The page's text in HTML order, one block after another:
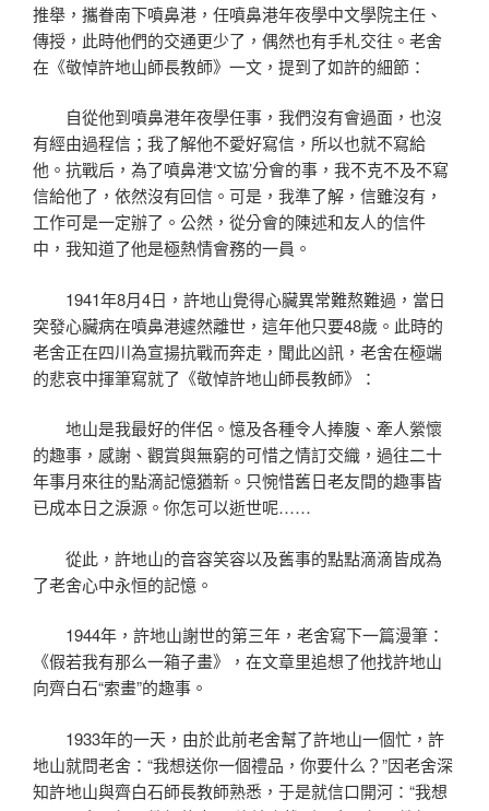
推舉，攜眷南下噴鼻港，任噴鼻港年夜學中文學院主任、
傳授，此時他們的交通更少了，偶然也有手札交往。老舍
在《敬悼許地山師長教師》一文，提到了如許的細節：
自從他到噴鼻港年夜學任事，我們沒有會過面，也沒
有經由過程信；我了解他不愛好寫信，所以也就不寫給
他。抗戰后，為了噴鼻港‘文協’分會的事，我不克不及不寫
信給他了，依然沒有回信。可是，我準了解，信雖沒有，
工作可是一定辦了。公然，從分會的陳述和友人的信件
中，我知道了他是極熱情會務的一員。
1941年8月4日，許地山覺得心臟異常難熬難過，當日
突發心臟病在噴鼻港遽然離世，這年他只要48歲。此時的
老舍正在四川為宣揚抗戰而奔走，聞此凶訊，老舍在極端
的悲哀中揮筆寫就了《敬悼許地山師長教師》：
地山是我最好的伴侶。憶及各種令人捧腹、牽人縈懷
的趣事，感謝、觀賞與無窮的可惜之情訂交織，過往二十
年事月來往的點滴記憶猶新。只惋惜舊日老友間的趣事皆
已成本日之淚源。你怎可以逝世呢……
從此，許地山的音容笑容以及舊事的點點滴滴皆成為
了老舍心中永恒的記憶。
1944年，許地山謝世的第三年，老舍寫下一篇漫筆：
《假若我有那么一箱子畫》，在文章里追想了他找許地山
向齊白石“索畫”的趣事。
1933年的一天，由於此前老舍幫了許地山一個忙，許
地山就問老舍：“我想送你一個禮品，你要什么？”因老舍深
知許地山與齊白石師長教師熟悉，于是就信口開河：“我想